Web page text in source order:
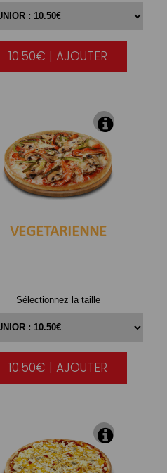
|
10.50€ | AJOUTER
VEGETARIENNE
Sélectionnez la taille
|
10.50€ | AJOUTER